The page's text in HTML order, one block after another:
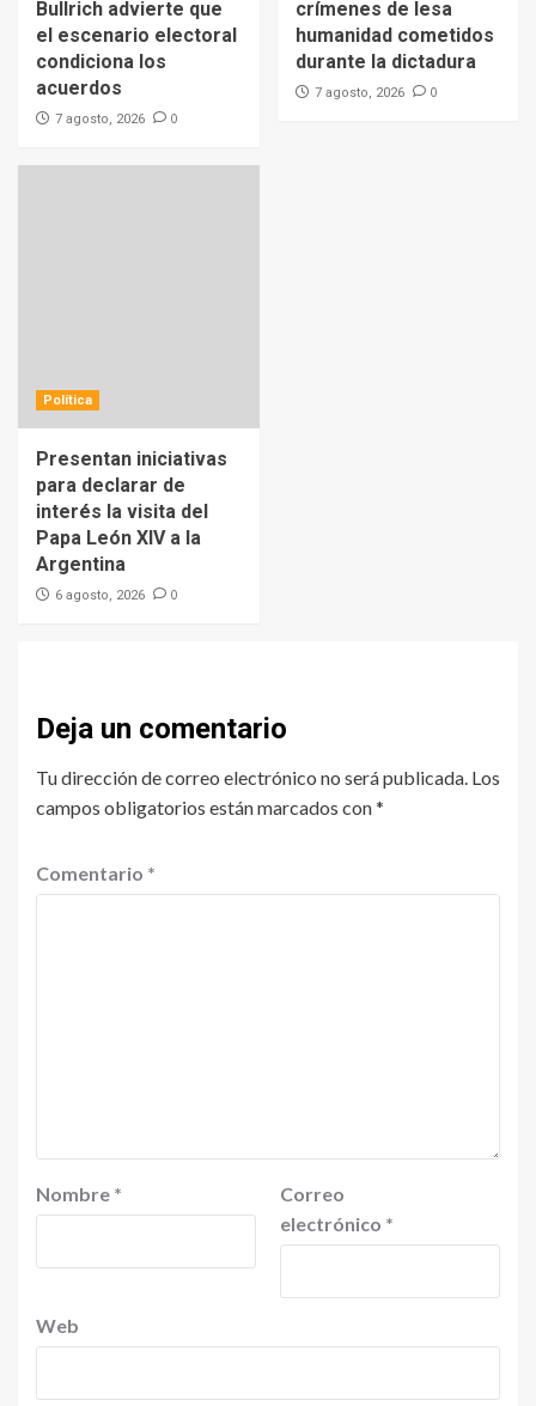
Bullrich advierte que
el escenario electoral
condiciona los
acuerdos
7 agosto, 2026 0
crímenes de lesa
humanidad cometidos
durante la dictadura
7 agosto, 2026 0
Política
Presentan iniciativas
para declarar de
interés la visita del
Papa León XIV a la
Argentina
6 agosto, 2026 0
Deja un comentario
Tu dirección de correo electrónico no será publicada. Los
campos obligatorios están marcados con*
Comentario *
Nombre *
Correo
electrónico *
Web